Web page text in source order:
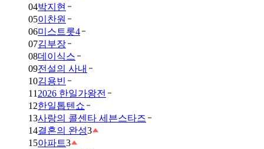
04박지현
05이찬원
06미스트롯4
07김부장
08데이식스
09전설의 사내
10김용빈
11 2026 한일가왕전
12한일톱텐쇼
13사랑의 콜센타 세븐스타즈
14결혼의 완성3
15아파트3